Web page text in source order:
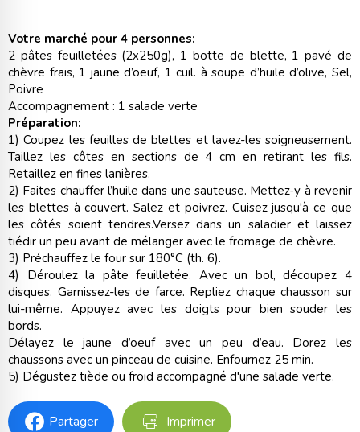
Votre marché pour 4 personnes:
2 pâtes feuilletées (2x250g), 1 botte de blette, 1 pavé de
chèvre frais, 1 jaune d’oeuf, 1 cuil. à soupe d’huile d’olive, Sel,
Poivre
Accompagnement : 1 salade verte
Préparation:
1) Coupez les feuilles de blettes et lavez-les soigneusement.
Taillez les côtes en sections de 4 cm en retirant les fils.
Retaillez en fines lanières.
2) Faites chauffer l’huile dans une sauteuse. Mettez-y à revenir
les blettes à couvert. Salez et poivrez. Cuisez jusqu'à ce que
les côtés soient tendres.Versez dans un saladier et laissez
tiédir un peu avant de mélanger avec le fromage de chèvre.
3) Préchauffez le four sur 180°C (th. 6).
4) Déroulez la pâte feuilletée. Avec un bol, découpez 4
disques. Garnissez-les de farce. Repliez chaque chausson sur
lui-même. Appuyez avec les doigts pour bien souder les
bords.
Délayez le jaune d’oeuf avec un peu d’eau. Dorez les
chaussons avec un pinceau de cuisine. Enfournez 25 min.
5) Dégustez tiède ou froid accompagné d'une salade verte.
Partager Imprimer